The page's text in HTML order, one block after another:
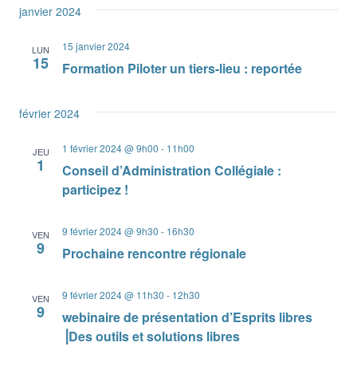
janvier 2024
LUN
15 Formation Piloter un tiers-lieu : reportée
15 janvier 2024
février 2024
JEU
1
Conseil d’Administration Collégiale :
participez !
1 février 2024 @ 9h00 - 11h00
VEN
9 Prochaine rencontre régionale
9 février 2024 @ 9h30 - 16h30
VEN
9
webinaire de présentation d’Esprits libres
⎟Des outils et solutions libres
9 février 2024 @ 11h30 - 12h30